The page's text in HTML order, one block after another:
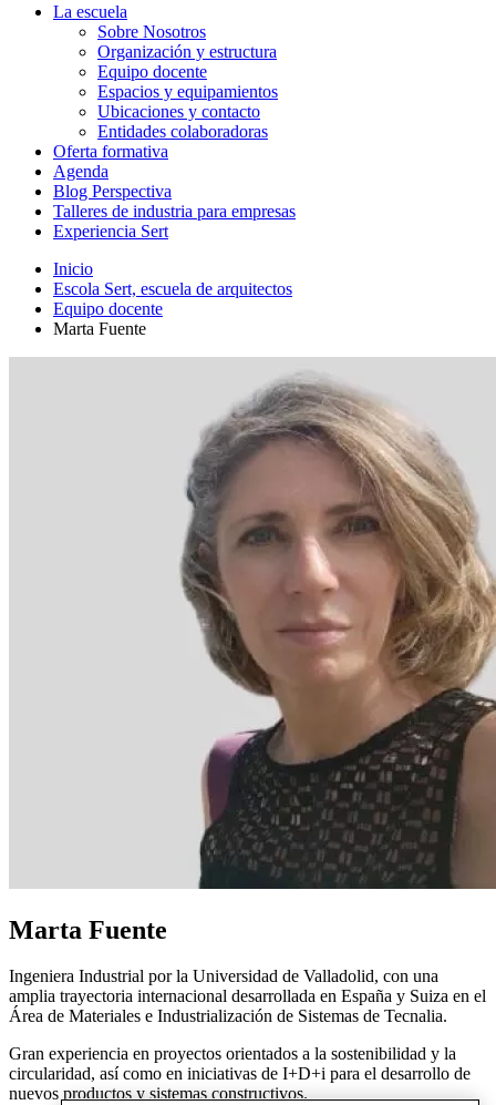
La escuela
Sobre Nosotros
Organización y estructura
Equipo docente
Espacios y equipamientos
Ubicaciones y contacto
Entidades colaboradoras
Oferta formativa
Agenda
Blog Perspectiva
Talleres de industria para empresas
Experiencia Sert
Inicio
Escola Sert, escuela de arquitectos
Equipo docente
Marta Fuente
Marta Fuente
Ingeniera Industrial por la Universidad de Valladolid, con una
amplia trayectoria internacional desarrollada en España y Suiza en el
Área de Materiales e Industrialización de Sistemas de Tecnalia.
Gran experiencia en proyectos orientados a la sostenibilidad y la
circularidad, así como en iniciativas de I+D+i para el desarrollo de
nuevos productos y sistemas constructivos.